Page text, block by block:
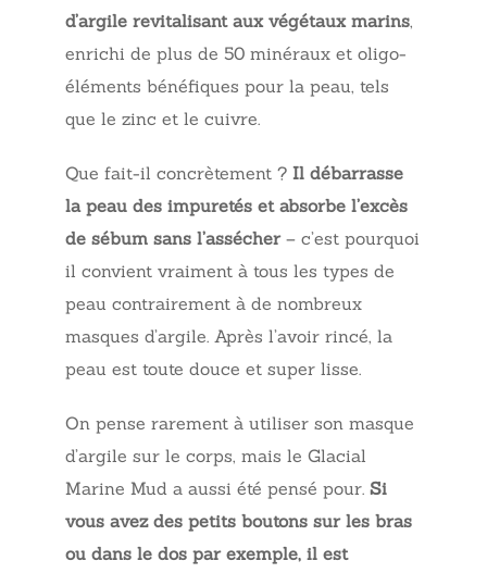
d’argile revitalisant aux végétaux marins,
enrichi de plus de 50 minéraux et oligo-
éléments bénéfiques pour la peau, tels
que le zinc et le cuivre.
Que fait-il concrètement ? Il débarrasse
la peau des impuretés et absorbe l’excès
de sébum sans l’assécher– c’est pourquoi
il convient vraiment à tous les types de
peau contrairement à de nombreux
masques d’argile. Après l’avoir rincé, la
peau est toute douce et super lisse.
On pense rarement à utiliser son masque
d’argile sur le corps, mais le Glacial
Marine Mud a aussi été pensé pour. Si
vous avez des petits boutons sur les bras
ou dans le dos par exemple, il est